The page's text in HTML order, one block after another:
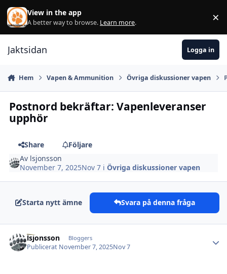
Hoppa till innehåll
View in the app
A better way to browse. Learn more. ×
Jaktsidan Logga in
Hem Vapen & Ammunition Övriga diskussioner vapen
Postnord bekräftar: Vapenleveranser
upphör
Share
Följare
Av lsjonsson
November 7, 2025Nov 7 iÖvriga diskussioner vapen
Starta nytt ämne Svara på denna fråga
lsjonsson Bloggers
Publicerat November 7, 2025Nov 7